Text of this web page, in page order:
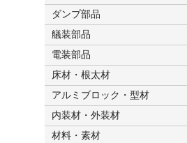
ダンプ部品
艤装部品
電装部品
床材・根太材
アルミブロック・型材
内装材・外装材
材料・素材